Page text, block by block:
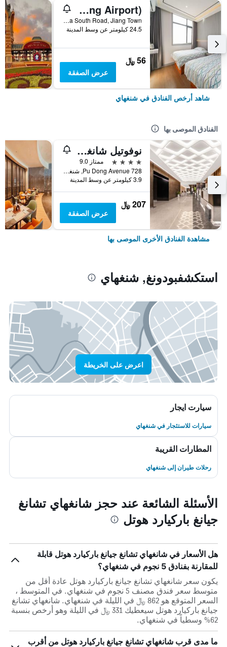
Pod Inn (Shanghai Pudong Airport)
No. 10 Shuizha South Road, Jiang Town, شنغهاي, الصين
24.5 كيلومتر عن وسط المدينة
56 ﷼
عرض الصفقة
شاهد أرخص الفنادق في شنغهاي
الفنادق الموصى بها
نوفوتيل شانغهاي أتلانتس
4 نجوم
ممتاز 9.0
728 Pu Dong Avenue, شنغهاي, الصين
3.9 كيلومتر عن وسط المدينة
207 ﷼
عرض الصفقة
مشاهدة الفنادق الأخرى الموصى بها
استكشفبودونغ, شنغهاي
اعرض على الخريطة
سيارت ايجار
سيارات للاستئجار في شنغهاي
المطارات القريبة
رحلات طيران إلى شنغهاي
الأسئلة الشائعة عند حجز شانغهاي تشانغ
جيانغ باركيارد هوتل
هل الأسعار في شانغهاي تشانغ جيانغ باركيارد هوتل قابلة
للمقارنة بفنادق 5 نجوم في شنغهاي؟
يكون سعر شانغهاي تشانغ جيانغ باركيارد هوتل عادة أقل من
متوسط ​​سعر فندق مصنف 5 نجوم في شنغهاي. في المتوسط ،
السعر المتوقع هو 862 ﷼ في الليلة في شنغهاي. شانغهاي تشانغ
جيانغ باركيارد هوتل سيعطيك 331 ﷼ في الليلة وهو أرخص بنسبة
62% وسطياً في شنغهاي.
ما مدى قرب شانغهاي تشانغ جيانغ باركيارد هوتل من أقرب